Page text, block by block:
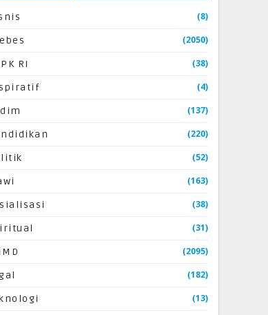
(8)
(2050)
RI (38)
(4)
(137)
(220)
(52)
(163)
(38)
(31)
(2095)
(182)
(13)